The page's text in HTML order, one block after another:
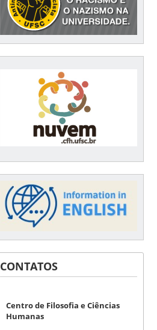
CONTATOS
Centro de Filosofia e Ciências
Humanas